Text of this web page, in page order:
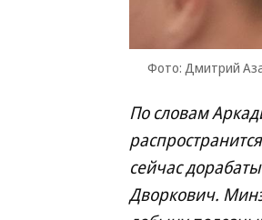
Фото: Дмитрий
По словам
сейчас
Дворкович.